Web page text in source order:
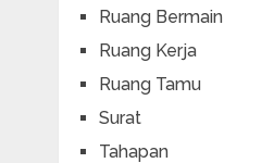
Ruang Bermain
Ruang Kerja
Ruang Tamu
Surat
Tahapan